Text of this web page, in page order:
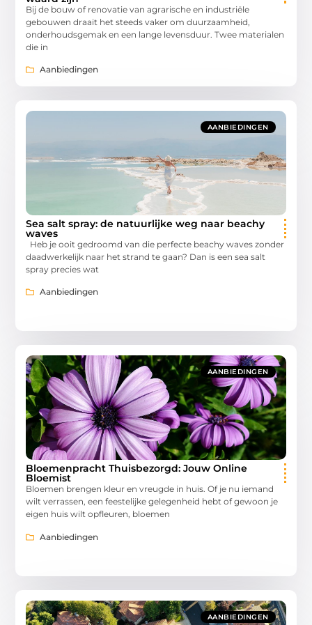
Bij de bouw of renovatie van agrarische en industriële
gebouwen draait het steeds vaker om duurzaamheid,
onderhoudsgemak en een lange levensduur. Twee materialen
die in
Aanbiedingen
AANBIEDINGEN
Sea salt spray: de natuurlijke weg naar beachy
waves
Heb je ooit gedroomd van die perfecte beachy waves zonder
daadwerkelijk naar het strand te gaan? Dan is een sea salt
spray precies wat
Aanbiedingen
AANBIEDINGEN
Bloemenpracht Thuisbezorgd: Jouw Online
Bloemist
Bloemen brengen kleur en vreugde in huis. Of je nu iemand
wilt verrassen, een feestelijke gelegenheid hebt of gewoon je
eigen huis wilt opfleuren, bloemen
Aanbiedingen
AANBIEDINGEN